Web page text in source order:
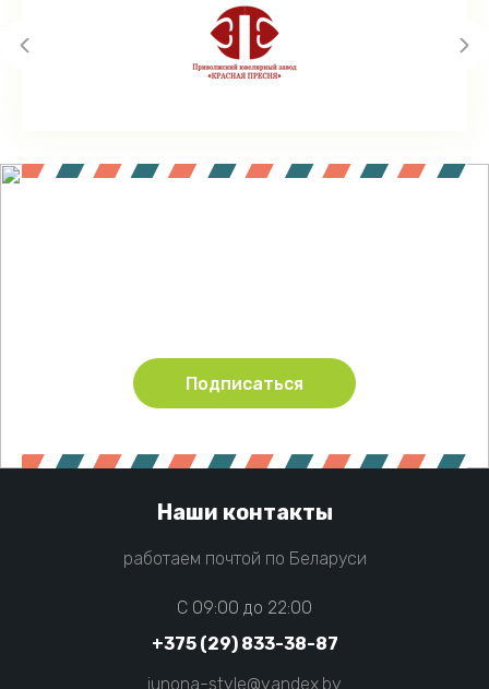
Подписаться
Наши контакты
работаем почтой по Беларуси
C 09:00 до 22:00
+375 (29) 833-38-87
junona-style@yandex.by